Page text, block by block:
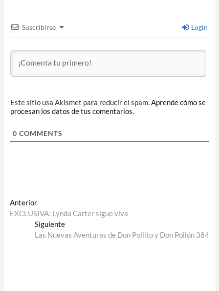
Suscribirse Login
Este sitio usa Akismet para reducir el spam.Aprende cómo se
procesan los datos de tus comentarios.
0 COMMENTS
Navegación
de
entradas
AnteriorEntrada
anterior:
EXCLUSIVA: Lynda Carter sigue viva
SiguienteEntrada
siguiente:
Las Nuevas Aventuras de Don Pollito y Don Pollón 384